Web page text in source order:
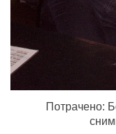
Потрачено: